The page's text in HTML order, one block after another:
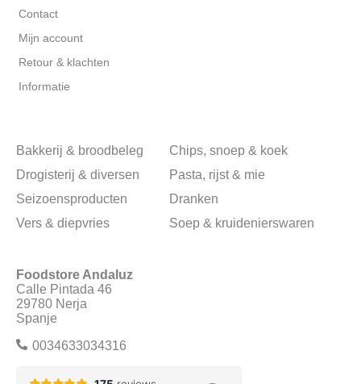
Contact
Mijn account
Retour & klachten
Informatie
Bakkerij & broodbeleg
Chips, snoep & koek
Drogisterij & diversen
Pasta, rijst & mie
Seizoensproducten
Dranken
Vers & diepvries
Soep & kruidenierswaren
Foodstore Andaluz
Calle Pintada 46
29780 Nerja
Spanje
0034633034316